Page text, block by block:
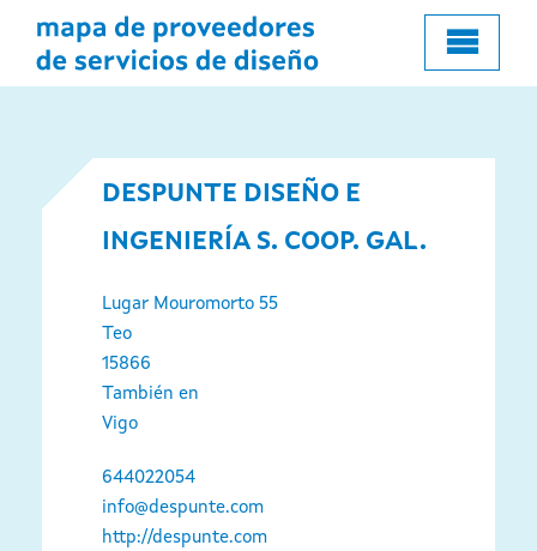
contenido
DESPUNTE DISEÑO E
INGENIERÍA S. COOP. GAL.
Lugar Mouromorto 55
Teo
15866
También en
Vigo
644022054
info@despunte.com
http://despunte.com